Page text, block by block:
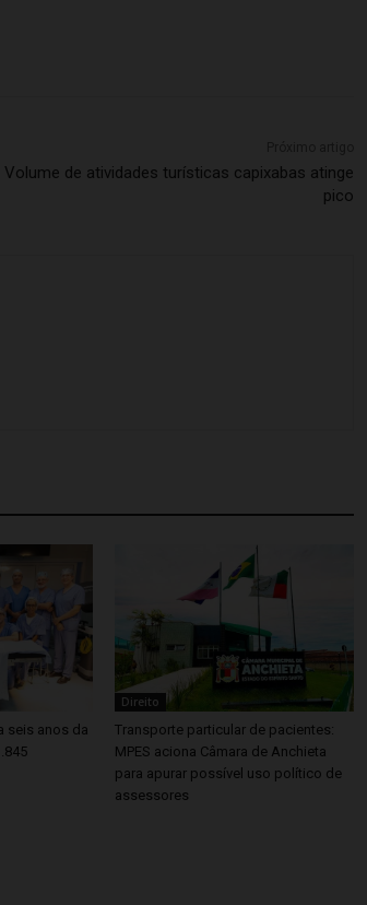
Volume de atividades turísticas capixabas atinge
pico
seis anos da
Direito
Transporte particular de pacientes:
MPES aciona Câmara de Anchieta
para apurar possível uso político de
assessores